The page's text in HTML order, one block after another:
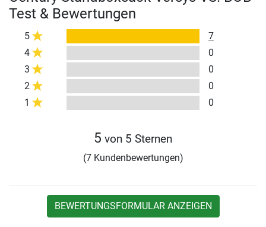
Test & Bewertungen
5
7
4
0
3
0
2
0
1
0
5 von 5 Sternen
(7 Kundenbewertungen)
BEWERTUNGSFORMULAR ANZEIGEN